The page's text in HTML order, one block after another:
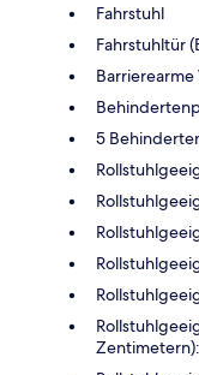
Fahrstuhl
Fahrstuhltür
5